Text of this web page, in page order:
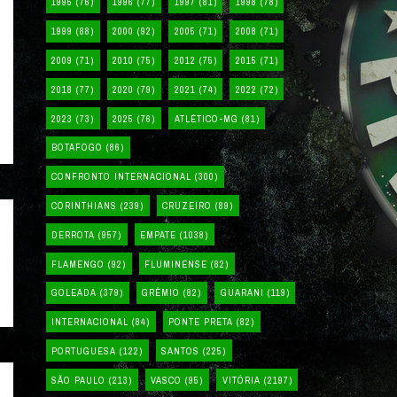
1999 (88) 2000 (92) 2005 (71) 2008 (71)
2009 (71) 2010 (75) 2012 (75) 2015 (71)
2018 (77) 2020 (79) 2021 (74) 2022 (72)
2023 (73) 2025 (76) ATLÉTICO-MG (81)
BOTAFOGO (86)
CONFRONTO INTERNACIONAL (300)
CORINTHIANS (239) CRUZEIRO (89)
DERROTA (957) EMPATE (1038)
FLAMENGO (92) FLUMINENSE (82)
GOLEADA (379) GRÊMIO (82) GUARANI (119)
INTERNACIONAL (84) PONTE PRETA (82)
PORTUGUESA (122) SANTOS (225)
SÃO PAULO (213) VASCO (95) VITÓRIA (2197)